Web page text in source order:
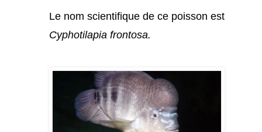
Le nom scientifique de ce poisson est
Cyphotilapia frontosa.